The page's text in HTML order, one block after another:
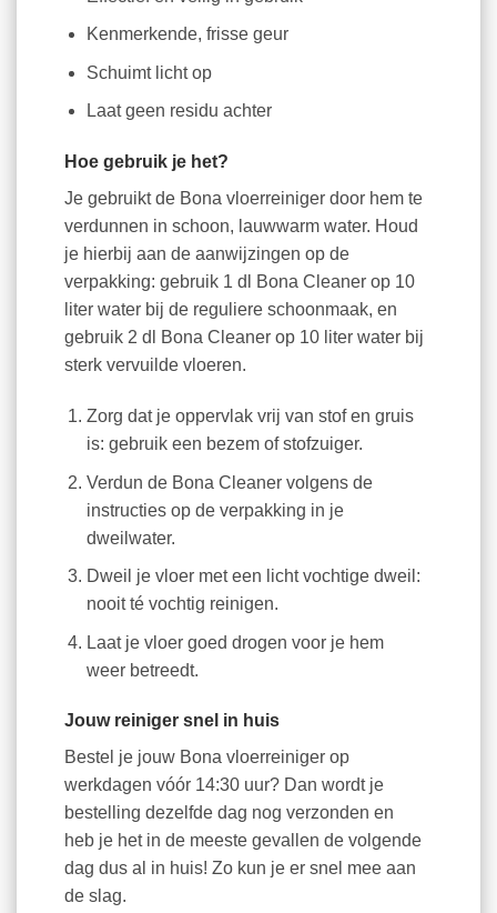
Kenmerkende, frisse geur
Schuimt licht op
Laat geen residu achter
Hoe gebruik je het?
Je gebruikt de Bona vloerreiniger door hem te
verdunnen in schoon, lauwwarm water. Houd
je hierbij aan de aanwijzingen op de
verpakking: gebruik 1 dl Bona Cleaner op 10
liter water bij de reguliere schoonmaak, en
gebruik 2 dl Bona Cleaner op 10 liter water bij
sterk vervuilde vloeren.
Zorg dat je oppervlak vrij van stof en gruis
is: gebruik een bezem of stofzuiger.
Verdun de Bona Cleaner volgens de
instructies op de verpakking in je
dweilwater.
Dweil je vloer met een licht vochtige dweil:
nooit té vochtig reinigen.
Laat je vloer goed drogen voor je hem
weer betreedt.
Jouw reiniger snel in huis
Bestel je jouw Bona vloerreiniger op
werkdagen vóór 14:30 uur? Dan wordt je
bestelling dezelfde dag nog verzonden en
heb je het in de meeste gevallen de volgende
dag dus al in huis! Zo kun je er snel mee aan
de slag.